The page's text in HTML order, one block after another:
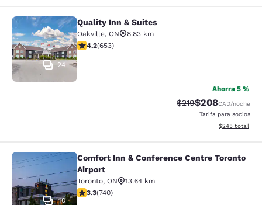
Quality Inn & Suites
24
Quality Inn & Suites
Oakville, ON
8.83 km
Calificación de 4.15 estrellas. Muy bueno. 653 reseñas
4.2(653)
Ahorra 5 %
Tarifa tachada:
$219Tarifa reducida:
$208CAD/noche
Tarifa para socios
Ver detalles
$245 total
Comfort Inn & Conference Centre
40
Comfort Inn & Conference Centre Toronto
Airport
Toronto, ON
13.64 km
Calificación de 3.29 estrellas. Bueno. 740 reseñas
3.3(740)